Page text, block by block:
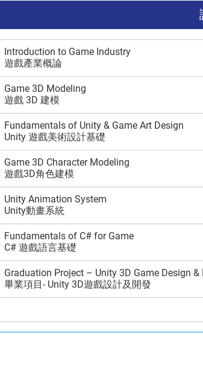
Introduction to Game Industry
遊戲產業概論
Game 3D Modeling
遊戲 3D 建模
Fundamentals of Unity & Game Art Design
Unity 遊戲美術設計基礎
Game 3D Character Modeling
遊戲3D角色建模
Unity Animation System
Unity動畫系統
Fundamentals of C# for Game
C# 遊戲語言基礎
Graduation Project – Unity 3D Game Design &
畢業項目- Unity 3D遊戲設計及開發